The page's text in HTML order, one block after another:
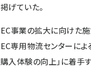
掲げていた。
EC事業の拡大に向けた施
EC専用物流センターによ
購入体験の向上」に着手